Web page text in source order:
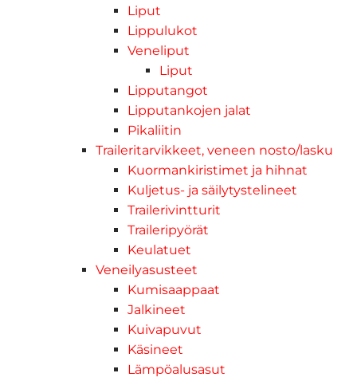
Liput
Lippulukot
Veneliput
Liput
Lipputangot
Lipputankojen jalat
Pikaliitin
Traileritarvikkeet, veneen nosto/lasku
Kuormankiristimet ja hihnat
Kuljetus- ja säilytystelineet
Trailerivintturit
Traileripyörät
Keulatuet
Veneilyasusteet
Kumisaappaat
Jalkineet
Kuivapuvut
Käsineet
Lämpöalusasut